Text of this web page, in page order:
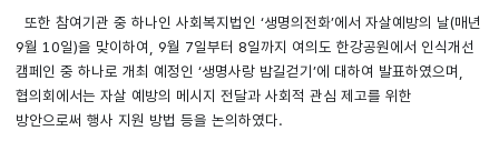
또한 참여기관 중 하나인 사회복지법인 ‘생명의전화’에서 자살예방의 날(매년
9월 10일)을 맞이하여, 9월 7일부터 8일까지 여의도 한강공원에서 인식개선
캠페인 중 하나로 개최 예정인 ‘생명사랑 밤길걷기’에 대하여 발표하였으며,
협의회에서는 자살 예방의 메시지 전달과 사회적 관심 제고를 위한
방안으로써 행사 지원 방법 등을 논의하였다.